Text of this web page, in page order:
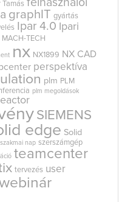
Tamás
graphIT gyártás
Ipar 4.0 Ipari
MACH-TECH
nx NX1899 NX CAD
perspektíva
plm PLM
plm megoldások
SIEMENS
edge Solid
szakmai nap szerszámgép
teamcenter
tervezés user